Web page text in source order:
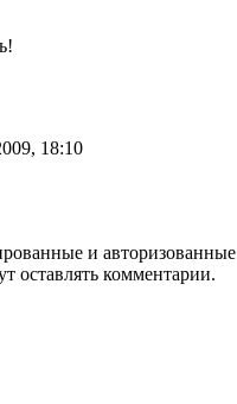
18:10
и авторизованные
оставлять комментарии.